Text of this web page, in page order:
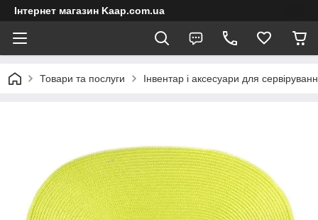
Інтернет магазин Kaap.com.ua
Товари та послуги Інвентар і аксесуари для